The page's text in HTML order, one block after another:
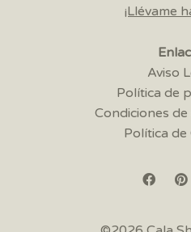
¡Llévame
Aviso
Política de
Condiciones
Política de